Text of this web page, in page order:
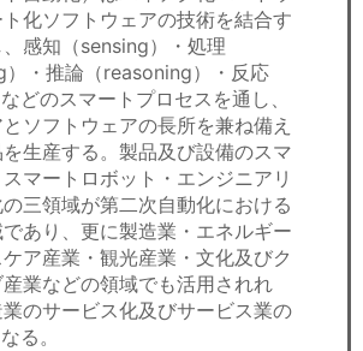
化ソフトウェアの技術を結合す
感知（sensing）・処理
）・推論（reasoning）・反応
どのスマートプロセスを通し、
ソフトウェアの長所を兼ね備え
生産する。製品及び設備のスマ
マートロボット・エンジニアリ
三領域が第二次自動化における
あり、更に製造業・エネルギー
ア産業・観光産業・文化及びク
業などの領域でも活用されれ
のサービス化及びサービス業の
る。